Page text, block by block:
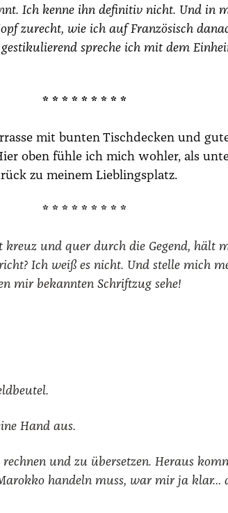
Ich ken­ne ihn defi­ni­tiv nicht. Und in
zurecht, wie ich auf Fran­zö­sisch
spre­che ich mit dem
* * * * * * * * *
mit bun­ten Tisch­de­cken und
oben füh­le ich mich woh­ler, als
zu mei­nem Lieb­lings­platz.
* * * * * * * * *
und quer durch die Gegend, hält
Ich weiß es nicht. Und stel­le mich
mir bekann­ten Schrift­zug sehe!
Hand aus.
und zu über­set­zen. Her­aus
han­deln muss, war mir ja klar…